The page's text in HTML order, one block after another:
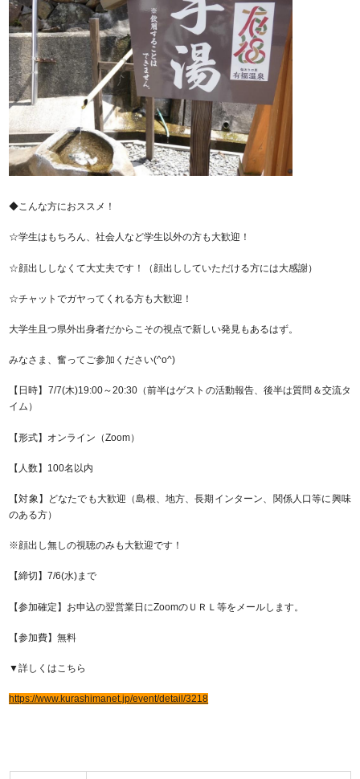
◆こんな方におススメ！
☆学生はもちろん、社会人など学生以外の方も大歓迎！
☆顔出ししなくて大丈夫です！（顔出ししていただける方には大感謝）
☆チャットでガヤってくれる方も大歓迎！
大学生且つ県外出身者だからこその視点で新しい発見もあるはず。
みなさま、奮ってご参加ください(^o^)
【日時】7/7(木)19:00～20:30（前半はゲストの活動報告、後半は質問＆交流タ
イム）
【形式】オンライン（Zoom）
【人数】100名以内
【対象】どなたでも大歓迎（島根、地方、長期インターン、関係人口等に興味
のある方）
※顔出し無しの視聴のみも大歓迎です！
【締切】7/6(水)まで
【参加確定】お申込の翌営業日にZoomのＵＲＬ等をメールします。
【参加費】無料
▼詳しくはこちら
https://www.kurashimanet.jp/event/detail/3218